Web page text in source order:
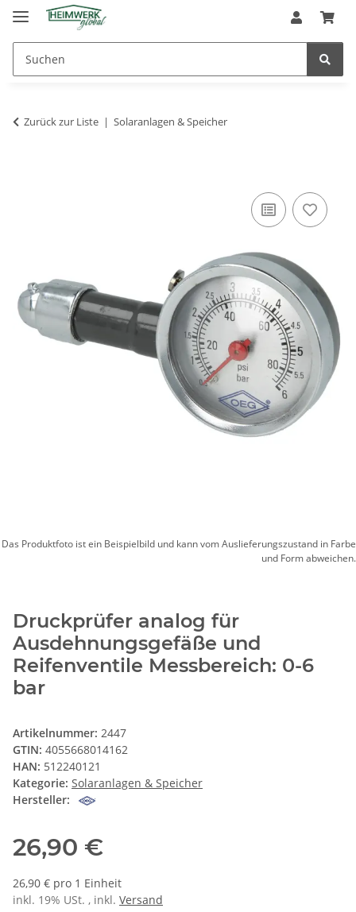
Zurück zur Liste Solaranlagen & Speicher
Das Produktfoto ist ein Beispielbild und kann vom Auslieferungszustand in Farbe
und Form abweichen.
Druckprüfer analog für
Ausdehnungsgefäße und
Reifenventile Messbereich: 0-6
bar
Artikelnummer: 2447
GTIN: 4055668014162
HAN: 512240121
Kategorie: Solaranlagen & Speicher
Hersteller:
26,90 €
26,90 € pro 1 Einheit
inkl. 19% USt. , inkl. Versand